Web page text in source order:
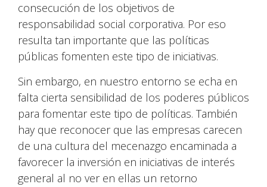
consecución de los objetivos de
responsabilidad social corporativa. Por eso
resulta tan importante que las políticas
públicas fomenten este tipo de iniciativas.
Sin embargo, en nuestro entorno se echa en
falta cierta sensibilidad de los poderes públicos
para fomentar este tipo de políticas. También
hay que reconocer que las empresas carecen
de una cultura del mecenazgo encaminada a
favorecer la inversión en iniciativas de interés
general al no ver en ellas un retorno